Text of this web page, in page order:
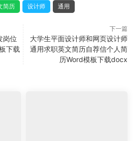
简历 设计师 通用
岗位
下载
下一篇
大学生平面设计师和网页设计师
通用求职英文简历自荐信个人简
历Word模板下载docx